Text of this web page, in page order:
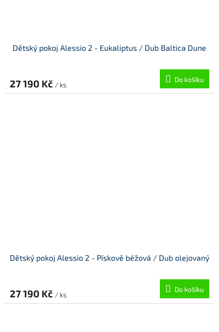
Dětský pokoj Alessio 2 - Eukaliptus / Dub Baltica Dune
27 190 Kč / ks
Do košíku
Dětský pokoj Alessio 2 - Pískově béžová / Dub olejovaný
27 190 Kč / ks
Do košíku